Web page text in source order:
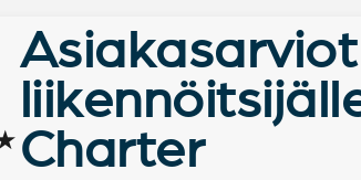
Asiakasarviot
Charter